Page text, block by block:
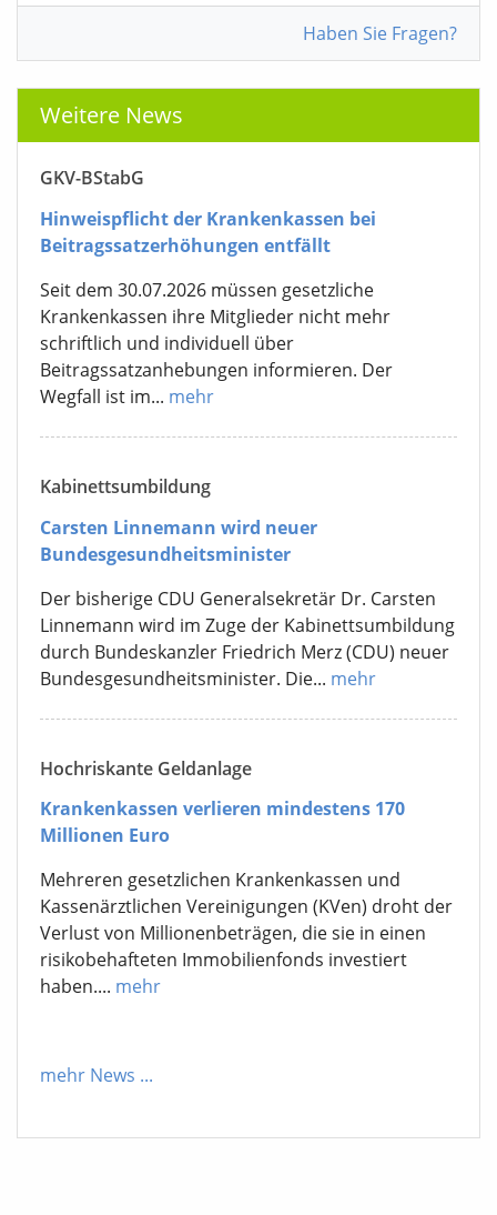
Haben Sie Fragen?
Weitere News
GKV-BStabG
Hinweispflicht der Krankenkassen bei
Beitragssatzerhöhungen entfällt
Seit dem 30.07.2026 müssen gesetzliche
Krankenkassen ihre Mitglieder nicht mehr
schriftlich und individuell über
Beitragssatzanhebungen informieren. Der
Wegfall ist im... mehr
Kabinettsumbildung
Carsten Linnemann wird neuer
Bundesgesundheitsminister
Der bisherige CDU Generalsekretär Dr. Carsten
Linnemann wird im Zuge der Kabinettsumbildung
durch Bundeskanzler Friedrich Merz (CDU) neuer
Bundesgesundheitsminister. Die... mehr
Hochriskante Geldanlage
Krankenkassen verlieren mindestens 170
Millionen Euro
Mehreren gesetzlichen Krankenkassen und
Kassenärztlichen Vereinigungen (KVen) droht der
Verlust von Millionenbeträgen, die sie in einen
risikobehafteten Immobilienfonds investiert
haben.... mehr
mehr News ...